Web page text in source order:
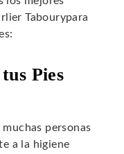
Tabourypara
Pies
personas
a la higiene